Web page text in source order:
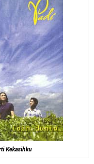
Kekasihku